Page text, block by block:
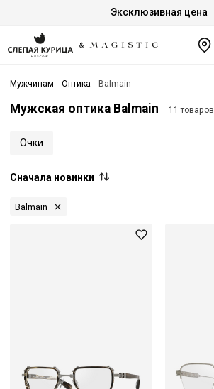
Эксклюзивная цена
Мужчинам Оптика Balmain
Мужская оптика Balmain 11 товаров
Очки
Сначала новинки
Balmain